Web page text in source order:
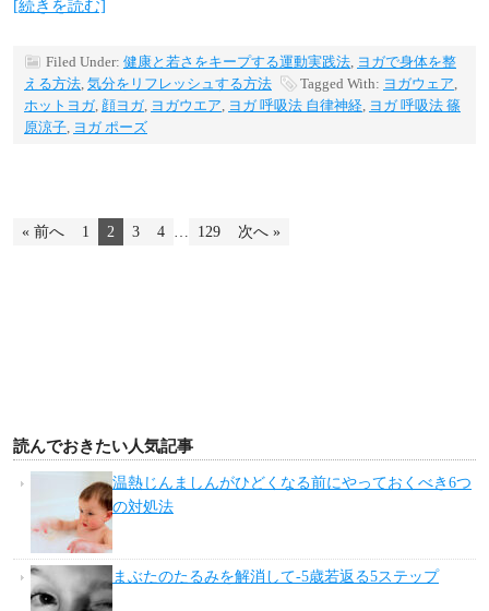
[続きを読む]
Filed Under: 健康と若さをキープする運動実践法, ヨガで身体を整
える方法, 気分をリフレッシュする方法 Tagged With: ヨガウェア,
ホットヨガ, 顔ヨガ, ヨガウエア, ヨガ 呼吸法 自律神経, ヨガ 呼吸法 篠
原涼子, ヨガ ポーズ
« 前へ 1 2 3 4 … 129 次へ »
読んでおきたい人気記事
温熱じんましんがひどくなる前にやっておくべき6つ
の対処法
まぶたのたるみを解消して-5歳若返る5ステップ